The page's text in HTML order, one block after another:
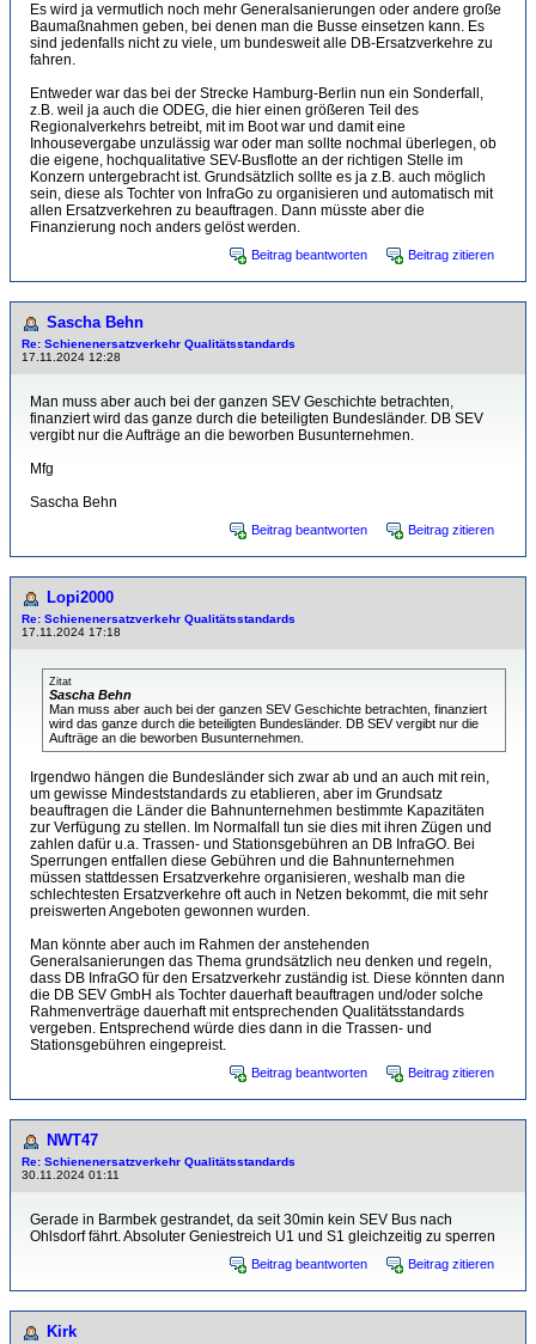
Es wird ja vermutlich noch mehr Generalsanierungen oder andere große
Baumaßnahmen geben, bei denen man die Busse einsetzen kann. Es
sind jedenfalls nicht zu viele, um bundesweit alle DB-Ersatzverkehre zu
fahren.
Entweder war das bei der Strecke Hamburg-Berlin nun ein Sonderfall,
z.B. weil ja auch die ODEG, die hier einen größeren Teil des
Regionalverkehrs betreibt, mit im Boot war und damit eine
Inhousevergabe unzulässig war oder man sollte nochmal überlegen, ob
die eigene, hochqualitative SEV-Busflotte an der richtigen Stelle im
Konzern untergebracht ist. Grundsätzlich sollte es ja z.B. auch möglich
sein, diese als Tochter von InfraGo zu organisieren und automatisch mit
allen Ersatzverkehren zu beauftragen. Dann müsste aber die
Finanzierung noch anders gelöst werden.
Beitrag beantworten Beitrag zitieren
Sascha Behn
Re: Schienenersatzverkehr Qualitätsstandards
17.11.2024 12:28
Man muss aber auch bei der ganzen SEV Geschichte betrachten,
finanziert wird das ganze durch die beteiligten Bundesländer. DB SEV
vergibt nur die Aufträge an die beworben Busunternehmen.
Mfg
Sascha Behn
Beitrag beantworten Beitrag zitieren
Lopi2000
Re: Schienenersatzverkehr Qualitätsstandards
17.11.2024 17:18
Zitat
Sascha Behn
Man muss aber auch bei der ganzen SEV Geschichte betrachten, finanziert
wird das ganze durch die beteiligten Bundesländer. DB SEV vergibt nur die
Aufträge an die beworben Busunternehmen.
Irgendwo hängen die Bundesländer sich zwar ab und an auch mit rein,
um gewisse Mindeststandards zu etablieren, aber im Grundsatz
beauftragen die Länder die Bahnunternehmen bestimmte Kapazitäten
zur Verfügung zu stellen. Im Normalfall tun sie dies mit ihren Zügen und
zahlen dafür u.a. Trassen- und Stationsgebühren an DB InfraGO. Bei
Sperrungen entfallen diese Gebühren und die Bahnunternehmen
müssen stattdessen Ersatzverkehre organisieren, weshalb man die
schlechtesten Ersatzverkehre oft auch in Netzen bekommt, die mit sehr
preiswerten Angeboten gewonnen wurden.
Man könnte aber auch im Rahmen der anstehenden
Generalsanierungen das Thema grundsätzlich neu denken und regeln,
dass DB InfraGO für den Ersatzverkehr zuständig ist. Diese könnten dann
die DB SEV GmbH als Tochter dauerhaft beauftragen und/oder solche
Rahmenverträge dauerhaft mit entsprechenden Qualitätsstandards
vergeben. Entsprechend würde dies dann in die Trassen- und
Stationsgebühren eingepreist.
Beitrag beantworten Beitrag zitieren
NWT47
Re: Schienenersatzverkehr Qualitätsstandards
30.11.2024 01:11
Gerade in Barmbek gestrandet, da seit 30min kein SEV Bus nach
Ohlsdorf fährt. Absoluter Geniestreich U1 und S1 gleichzeitig zu sperren
Beitrag beantworten Beitrag zitieren
Kirk